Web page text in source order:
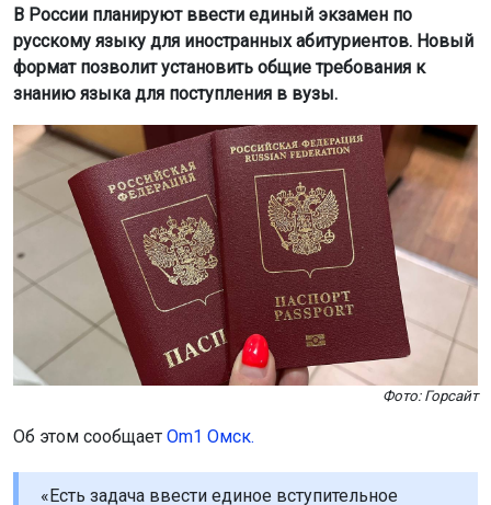
В России планируют ввести единый экзамен по
русскому языку для иностранных абитуриентов. Новый
формат позволит установить общие требования к
знанию языка для поступления в вузы.
Фото: Горсайт
Об этом сообщает Om1 Омск.
«Есть задача ввести единое вступительное